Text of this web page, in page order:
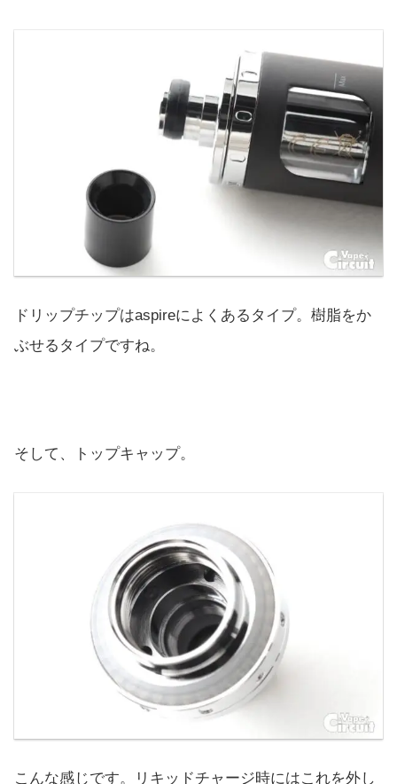
ドリップチップはaspireによくあるタイプ。樹脂をか
ぶせるタイプですね。
そして、トップキャップ。
こんな感じです。リキッドチャージ時にはこれを外し